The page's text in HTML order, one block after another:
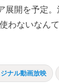
開を予定
わないなん
ナル動画放映